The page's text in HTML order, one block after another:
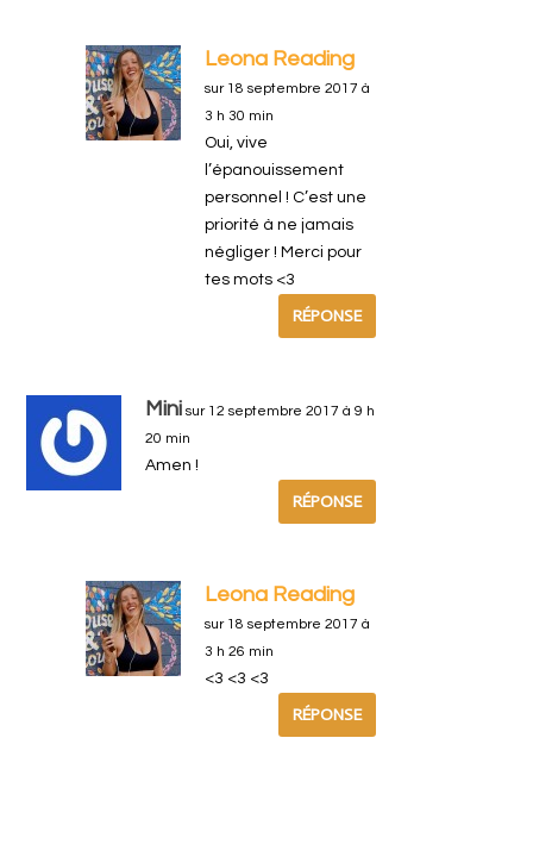
Leona Reading
sur 18 septembre 2017 à
3 h 30 min
Oui, vive
l’épanouissement
personnel ! C’est une
priorité à ne jamais
négliger ! Merci pour
tes mots <3
RÉPONSE
Mini sur 12 septembre 2017 à 9 h
20 min
Amen !
RÉPONSE
Leona Reading
sur 18 septembre 2017 à
3 h 26 min
<3 <3 <3
RÉPONSE